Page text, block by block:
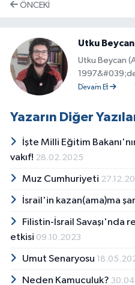
ÖNCEKI
Utku Beycan
Utku Beycan
Henüz 1
TKP&#039;ye
öğretimini
yılında Ege
öğrenci
dergilerde
Devam Et
Yazarın Diğer
İşte Milli Eğitim
vakıf! 28.02.2025
Muz Cumhuriyeti
İsrail'in kazan(ama)ma
Filistin-İsrail Savaşı'nda
etkisi 09.10.2023
Umut Senaryosu
Neden Kamuculuk?